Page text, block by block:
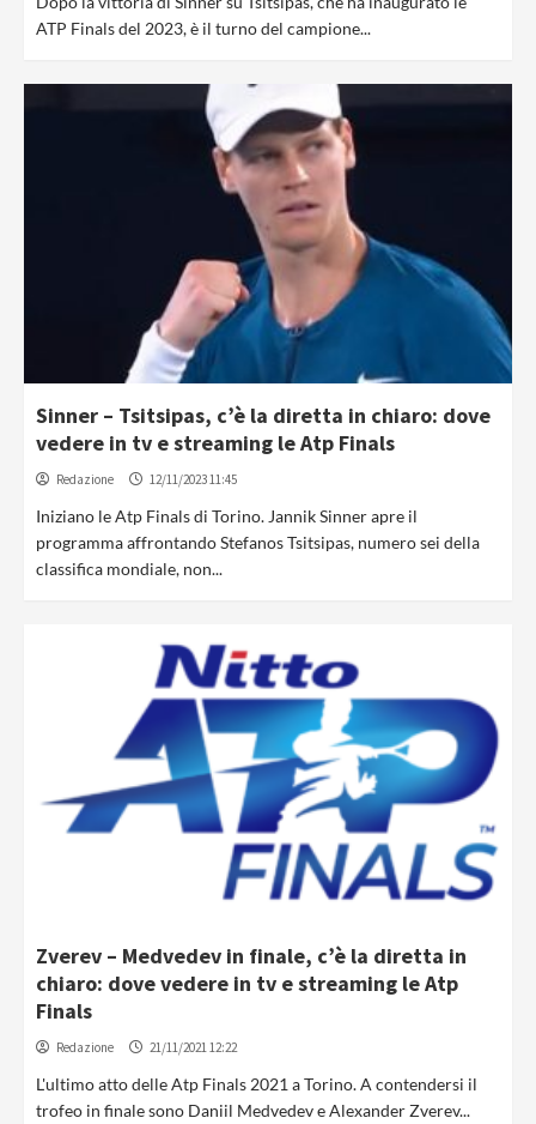
ATP Finals del 2023, è il turno del campione...
Sinner – Tsitsipas, c’è la diretta in chiaro: dove
vedere in tv e streaming le Atp Finals
Redazione 12/11/2023 11:45
Iniziano le Atp Finals di Torino. Jannik Sinner apre il
programma affrontando Stefanos Tsitsipas, numero sei della
classifica mondiale, non...
Zverev – Medvedev in finale, c’è la diretta in
chiaro: dove vedere in tv e streaming le Atp
Finals
Redazione 21/11/2021 12:22
L'ultimo atto delle Atp Finals 2021 a Torino. A contendersi il
trofeo in finale sono Daniil Medvedev e Alexander Zverev...